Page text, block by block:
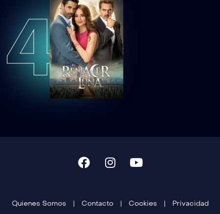
TCDTNEAEP55
Tan cerca de ti, nace el amor Capítulo 55
TCDTNEAEP56
Tan cerca de ti, nace el amor Capítulo 56
TCDTNEAEP57
Tan cerca de ti, nace el amor Capítulo 57
Tan cerca de ti, nace el amor Capítulo 59
4
Quienes Somos Contacto Cookies Privacidad